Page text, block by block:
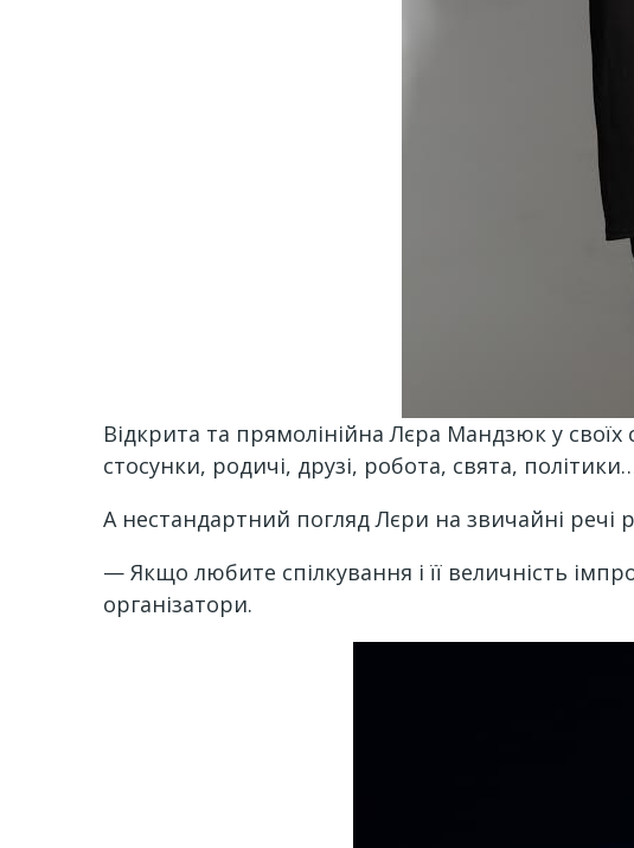
Відкрита та прямолінійна Лєра Мандзюк у
стосунки, родичі, друзі, робота, свята,
А нестандартний погляд Лєри на звичайні
— Якщо любите спілкування і її величність
організатори.